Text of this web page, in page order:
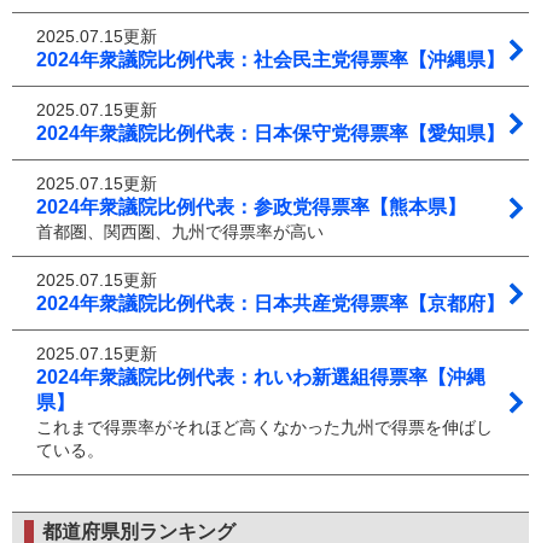
2025.07.15更新
2024年衆議院比例代表：社会民主党得票率【沖縄県】
2025.07.15更新
2024年衆議院比例代表：日本保守党得票率【愛知県】
2025.07.15更新
2024年衆議院比例代表：参政党得票率【熊本県】
首都圏、関西圏、九州で得票率が高い
2025.07.15更新
2024年衆議院比例代表：日本共産党得票率【京都府】
2025.07.15更新
2024年衆議院比例代表：れいわ新選組得票率【沖縄
県】
これまで得票率がそれほど高くなかった九州で得票を伸ばし
ている。
都道府県別ランキング